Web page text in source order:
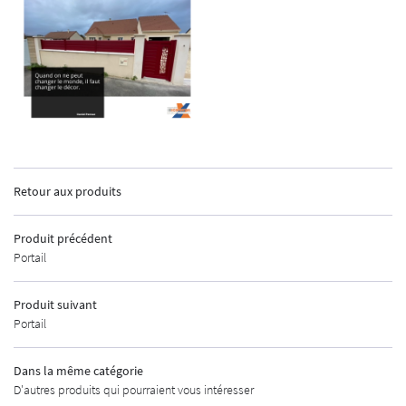
EXTÉRIEURS
MENUISERIE
- ALARME
INDUSTRIELLES
MÉTALLERIE
INSCRIPTION
Retour aux produits
Produit précédent
Portail
Produit suivant
Portail
Dans la même catégorie
D'autres produits qui pourraient vous intéresser